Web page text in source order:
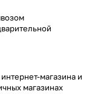
магазина и
магазинах